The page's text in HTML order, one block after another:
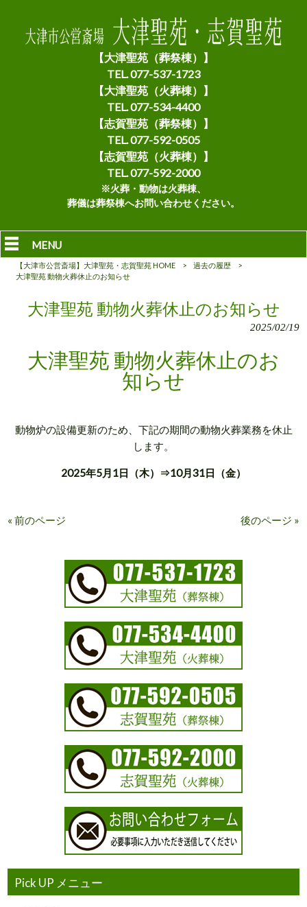
【大津聖苑（葬祭棟）】
TEL. 077-537-1723
【大津聖苑（火葬棟）】
TEL. 077-534-4400
【志賀聖苑（葬祭棟）】
TEL. 077-592-0505
【志賀聖苑（火葬棟）】
TEL. 077-592-2000
※火葬・動物は火葬棟、
葬儀は葬祭棟へお問い合わせください。
MENU
【大津市公営斎場】大津聖苑・志賀聖苑 HOME > 過去の履歴
>
大津聖苑 動物火葬休止のお知らせ
大津聖苑 動物火葬休止のお知らせ
2025/02/19
大津聖苑 動物火葬休止のお
知らせ
動物炉の設備更新のため、下記の期間の動物火葬業務を休止
します。
2025年5月1日（木）⇒10月31日（金）
« 前のページ 後のページ »
Pick UP メニュー